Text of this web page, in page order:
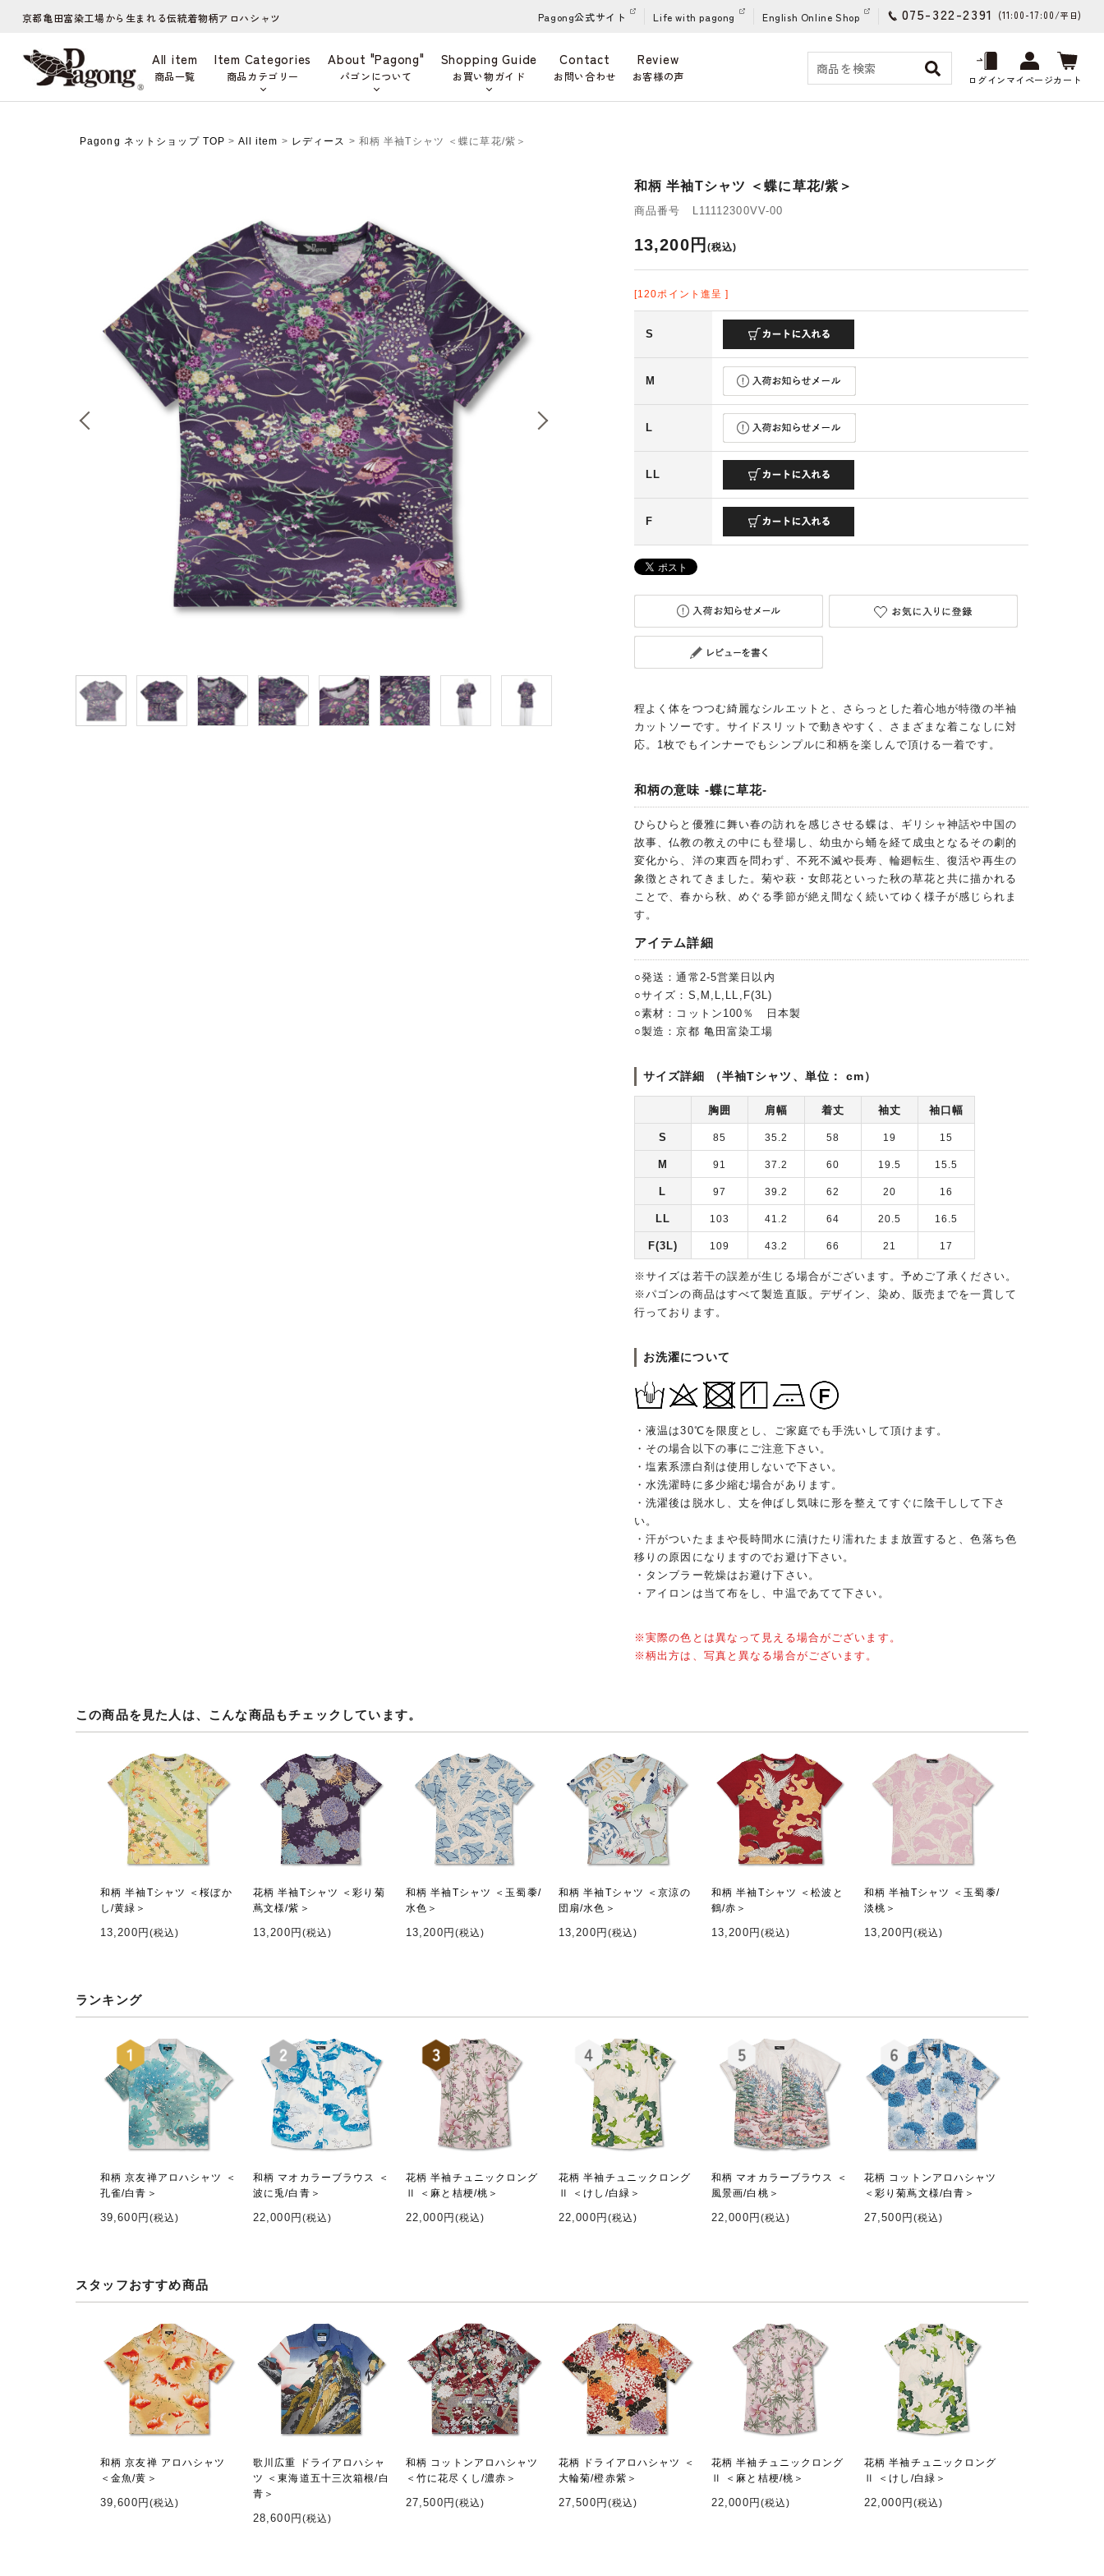
京都亀田富染工場から生まれる伝統着物柄アロハシャツ Pagong公式サイト Life with pagong English Online Shop 075-322-2391 (11:00-17:00/平日)
All item
商品一覧
Item Categories
商品カテゴリー
About "Pagong"
パゴンについて
Shopping Guide
お買い物ガイド
Contact
お問い合わせ
Review
お客様の声 ログインマイページカート
Pagong ネットショップ TOP > All item > レディース > 和柄 半袖Tシャツ ＜蝶に草花/紫＞
和柄 半袖Tシャツ ＜蝶に草花/紫＞
商品番号 L11112300VV-00
13,200円 (税込)
[120ポイント進呈 ]
S
M
L
LL
F
程よく体をつつむ綺麗なシルエットと、さらっとした着心地が特徴の半袖
カットソーです。サイドスリットで動きやすく、さまざまな着こなしに対
応。1枚でもインナーでもシンプルに和柄を楽しんで頂ける一着です。
和柄の意味 -蝶に草花-
ひらひらと優雅に舞い春の訪れを感じさせる蝶は、ギリシャ神話や中国の
故事、仏教の教えの中にも登場し、幼虫から蛹を経て成虫となるその劇的
変化から、洋の東西を問わず、不死不滅や長寿、輪廻転生、復活や再生の
象徴とされてきました。菊や萩・女郎花といった秋の草花と共に描かれる
ことで、春から秋、めぐる季節が絶え間なく続いてゆく様子が感じられま
す。
アイテム詳細
○発送：通常2-5営業日以内
○サイズ：S,M,L,LL,F(3L)
○素材：コットン100％ 日本製
○製造：京都 亀田富染工場
サイズ詳細 （半袖Tシャツ、単位： cm）
胸囲 肩幅 着丈 袖丈 袖口幅
S 85 35.2 58 19 15
M 91 37.2 60 19.5 15.5
L 97 39.2 62 20 16
LL 103 41.2 64 20.5 16.5
F(3L) 109 43.2 66 21 17
※サイズは若干の誤差が生じる場合がございます。予めご了承ください。
※パゴンの商品はすべて製造直販。デザイン、染め、販売までを一貫して
行っております。
お洗濯について
・液温は30℃を限度とし、ご家庭でも手洗いして頂けます。
・その場合以下の事にご注意下さい。
・塩素系漂白剤は使用しないで下さい。
・水洗濯時に多少縮む場合があります。
・洗濯後は脱水し、丈を伸ばし気味に形を整えてすぐに陰干しして下さ
い。
・汗がついたままや長時間水に漬けたり濡れたまま放置すると、色落ち色
移りの原因になりますのでお避け下さい。
・タンブラー乾燥はお避け下さい。
・アイロンは当て布をし、中温であてて下さい。
※実際の色とは異なって見える場合がございます。
※柄出方は、写真と異なる場合がございます。
この商品を見た人は、こんな商品もチェックしています。
和柄 半袖Tシャツ ＜桜ぼか
し/黄緑＞
13,200円 (税込)
花柄 半袖Tシャツ ＜彩り菊
蔦文様/紫＞
13,200円 (税込)
和柄 半袖Tシャツ ＜玉蜀黍/
水色＞
13,200円 (税込)
和柄 半袖Tシャツ ＜京涼の
団扇/水色＞
13,200円 (税込)
和柄 半袖Tシャツ ＜松波と
鶴/赤＞
13,200円 (税込)
和柄 半袖Tシャツ ＜玉蜀黍/
淡桃＞
13,200円 (税込)
ランキング
和柄 京友禅アロハシャツ ＜
孔雀/白青＞
39,600円 (税込)
和柄 マオカラーブラウス ＜
波に兎/白青＞
22,000円 (税込)
花柄 半袖チュニックロング
Ⅱ ＜麻と桔梗/桃＞
22,000円 (税込)
花柄 半袖チュニックロング
Ⅱ ＜けし/白緑＞
22,000円 (税込)
和柄 マオカラーブラウス ＜
風景画/白桃＞
22,000円 (税込)
花柄 コットンアロハシャツ
＜彩り菊蔦文様/白青＞
27,500円 (税込)
スタッフおすすめ商品
和柄 京友禅 アロハシャツ
＜金魚/黄＞
39,600円 (税込)
歌川広重 ドライアロハシャ
ツ ＜東海道五十三次箱根/白
青＞
28,600円 (税込)
和柄 コットンアロハシャツ
＜竹に花尽くし/濃赤＞
27,500円 (税込)
花柄 ドライアロハシャツ ＜
大輪菊/橙赤紫＞
27,500円 (税込)
花柄 半袖チュニックロング
Ⅱ ＜麻と桔梗/桃＞
22,000円 (税込)
花柄 半袖チュニックロング
Ⅱ ＜けし/白緑＞
22,000円 (税込)